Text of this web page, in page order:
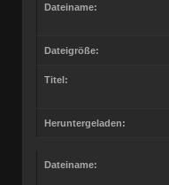
Dateiname:
Dateigröße:
Titel:
Heruntergeladen:
Dateiname: